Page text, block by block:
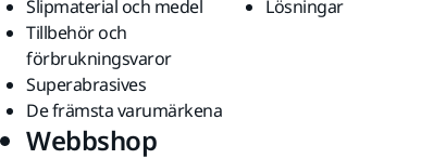
Slipmaterial och medel
Tillbehör och
förbrukningsvaror
Superabrasives
De främsta varumärkena
Lösningar
Webbshop